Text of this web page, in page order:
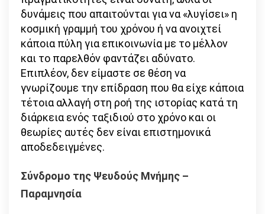
δυνάμεις που απαιτούνται για να «λυγίσει» η
κοσμική γραμμή του χρόνου ή να ανοιχτεί
κάποια πύλη για επικοινωνία με το μέλλον
και το παρελθόν φαντάζει αδύνατο.
Επιπλέον, δεν είμαστε σε θέση να
γνωρίζουμε την επίδραση που θα είχε κάποια
τέτοια αλλαγή στη ροή της ιστορίας κατά τη
διάρκεια ενός ταξιδιού στο χρόνο και οι
θεωρίες αυτές δεν είναι επιστημονικά
αποδεδειγμένες.
Σύνδρομο της Ψευδούς Μνήμης –
Παραμνησία